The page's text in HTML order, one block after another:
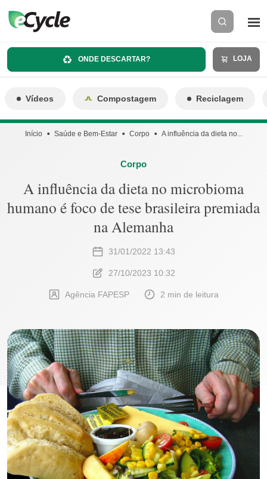
ONDE DESCARTAR? LOJA
Vídeos Compostagem Reciclagem
Início Saúde e Bem-Estar Corpo A influência da dieta no...
Corpo
A influência da dieta no microbioma
humano é foco de tese brasileira premiada
na Alemanha
31/01/2022 13:43
27/10/2023 10:32
Agência FAPESP 2 min de leitura